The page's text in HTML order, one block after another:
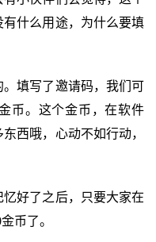
什么用途，为什么要填
填写了邀请码，我们可
币。这个金币，在软件
西哦，心动不如行动，
好了之后，只要大家在
币了。